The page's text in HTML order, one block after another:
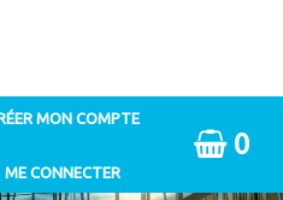
0